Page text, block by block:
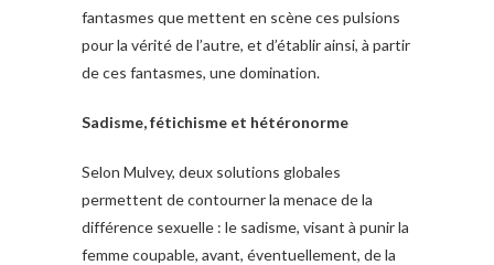
fantasmes que mettent en scène ces pulsions
pour la vérité de l’autre, et d’établir ainsi, à partir
de ces fantasmes, une domination.
Sadisme, fétichisme et hétéronorme
Selon Mulvey, deux solutions globales
permettent de contourner la menace de la
différence sexuelle : le sadisme, visant à punir la
femme coupable, avant, éventuellement, de la